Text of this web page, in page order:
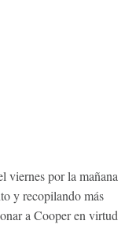
viernes por la mañana
y recopilando más
a Cooper en virtud